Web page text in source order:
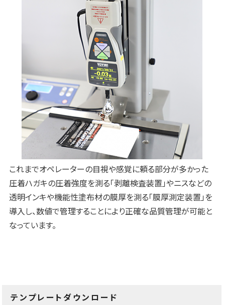
これまでオペレーターの目視や感覚に頼る部分が多かった
圧着ハガキの圧着強度を測る「剥離検査装置」やニスなどの
透明インキや機能性塗布材の膜厚を測る「膜厚測定装置」を
導入し、数値で管理することにより正確な品質管理が可能と
なっています。
テンプレートダウンロード